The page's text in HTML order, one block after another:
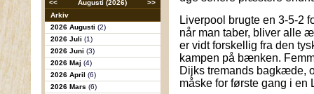
<<
Augusti (2026)
>>
Arkiv
2026 Augusti (2)
2026 Juli (1)
2026 Juni (3)
2026 Maj (4)
2026 April (6)
2026 Mars (6)
Liverpool brugte en 3-5-2
når man taber, bliver alle
er vidt forskellig fra den
kampen på bænken.
Dijks tremands bagkæde,
måske for første gang i en